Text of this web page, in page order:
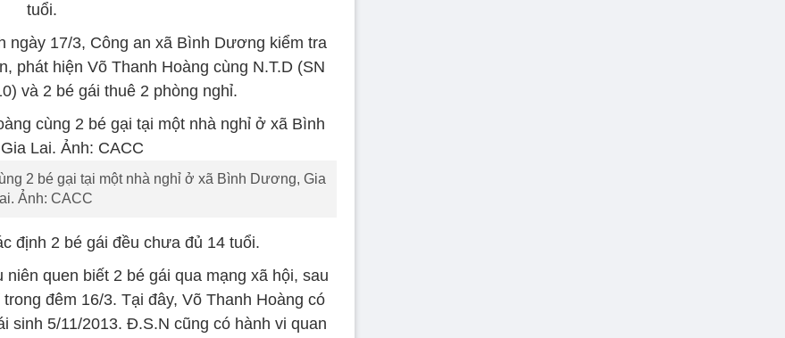
tuổi.
ngày 17/3, Công an xã Bình Dương kiểm tra
phát hiện Võ Thanh Hoàng cùng N.T.D (SN
và 2 bé gái thuê 2 phòng nghỉ.
2 bé gại tại một nhà nghỉ ở xã Bình Dương, Gia
Ảnh: CACC
định 2 bé gái đều chưa đủ 14 tuổi.
quen biết 2 bé gái qua mạng xã hội, sau
đêm 16/3. Tại đây, Võ Thanh Hoàng có
sinh 5/11/2013. Đ.S.N cũng có hành vi quan